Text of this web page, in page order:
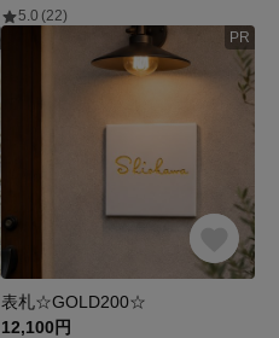
5.0 (22)
PR
表札☆GOLD200☆
12,100円